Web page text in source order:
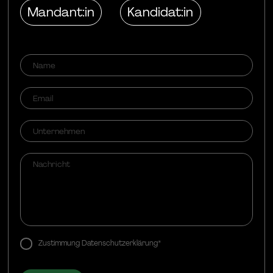
exist in third countries and that my data subjects rights
may not be enforceable. -> Further information can be
Mandant:in Kandidat:in
Zustimmung Datenschutzerklärung*